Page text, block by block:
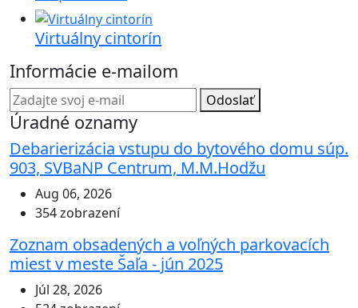
Virtuálny cintorín
Informácie e-mailom
Odoslať
Úradné oznamy
Debarierizácia vstupu do bytového domu súp.
903, SVBaNP Centrum, M.M.Hodžu
Aug 06, 2026
354 zobrazení
Zoznam obsadených a voľných parkovacích
miest v meste Šaľa - jún 2025
Júl 28, 2026